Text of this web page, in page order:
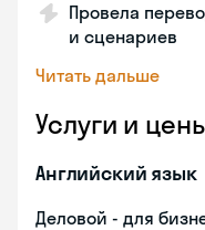
Провела
и сценариев
Читать дальше
Услуги и
Английский язык
Деловой - для